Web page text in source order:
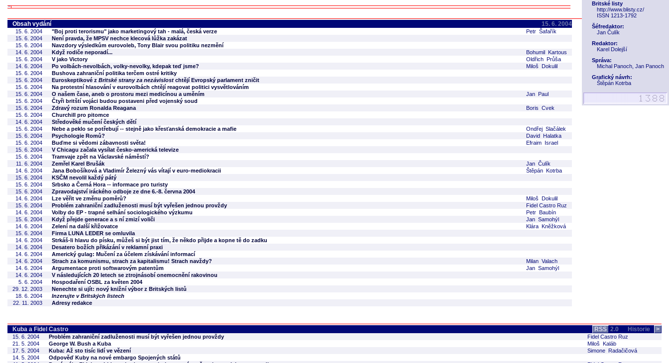
Britské listy
http://www.blisty.cz/
ISSN 1213-1792
Šéfredaktor:
Jan Čulík
Redaktor:
Karel Dolejší
Správa:
Michal Panoch, Jan Panoch
Grafický návrh:
Štěpán Kotrba
Obsah vydání 15. 6. 2004
15. 6. 2004 "Boj proti terorismu" jako marketingový tah - malá, česká verze
Petr Šafařík
15. 6. 2004
Není pravda, že MPSV nechce klecová lůžka zakázat
15. 6. 2004
Navzdory výsledkům eurovoleb, Tony Blair svou politiku nezmění
14. 6. 2004
Když rodiče neporadí...
Bohumil Kartous
15. 6. 2004
V jako Victory
Oldřich Průša
14. 6. 2004
Po volbách-nevolbách, volky-nevolky, kdepak teď jsme?
Miloš Dokulil
15. 6. 2004
Bushova zahraniční politika terčem ostré kritiky
15. 6. 2004
Euroskeptikové z Britské strany za nezávislost chtějí Evropský parlament zničit
15. 6. 2004
Na protestní hlasování v eurovolbách chtějí reagovat politici vysvětlováním
15. 6. 2004
O našem čase, aneb o prostoru mezi medicínou a uměním
Jan Paul
15. 6. 2004
Čtyři britští vojáci budou postaveni před vojenský soud
15. 6. 2004
Zdravý rozum Ronalda Reagana
Boris Cvek
15. 6. 2004
Churchill pro pitomce
14. 6. 2004
Středověké mučení českých dětí
15. 6. 2004
Nebe a peklo se potřebují -- stejně jako křesťanská demokracie a mafie
Ondřej Slačálek
15. 6. 2004
Psychologie Romů?
David Halatka
15. 6. 2004
Buďme si vědomi zábavnosti světa!
Efraim Israel
15. 6. 2004
V Chicagu začala vysílat česko-americká televize
15. 6. 2004
Tramvaje zpět na Václavské náměstí?
11. 6. 2004
Zemřel Karel Brušák
Jan Čulík
14. 6. 2004
Jana Bobošíková a Vladimír Železný vás vítají v euro-mediokracii
Štěpán Kotrba
15. 6. 2004
KSČM nevolil každý pátý
15. 6. 2004
Srbsko a Černá Hora -- informace pro turisty
15. 6. 2004
Zpravodajství iráckého odboje ze dne 6.-8. června 2004
14. 6. 2004
Lze věřit ve změnu poměrů?
Miloš Dokulil
15. 6. 2004
Problém zahraniční zadluženosti musí být vyřešen jednou provždy
Fidel Castro Ruz
14. 6. 2004
Volby do EP - trapné selhání sociologického výzkumu
Petr Baubín
15. 6. 2004
Když přejde generace a s ní zmizí voliči
Jan Samohýl
14. 6. 2004
Zelení na další křižovatce
Klára Kněžková
15. 6. 2004
Firma LUNA LEDER se omluvila
14. 6. 2004
Strkáš-li hlavu do písku, můžeš si být jist tím, že někdo přijde a kopne tě do zadku
14. 6. 2004
Desatero božích přikázání v reklamní praxi
14. 6. 2004
Americký gulag: Mučení za účelem získávání informací
14. 6. 2004
Strach za komunismu, strach za kapitalismu! Strach navždy?
Milan Valach
14. 6. 2004
Argumentace proti softwarovým patentům
Jan Samohýl
14. 6. 2004
V následujících 20 letech se ztrojnásobí onemocnění rakovinou
5. 6. 2004
Hospodaření OSBL za květen 2004
29. 12. 2003
Nenechte si ujít: nový knižní výbor z Britských listů
18. 6. 2004
Inzerujte v Britských listech
22. 11. 2003
Adresy redakce
Kuba a Fidel Castro RSS 2.0 Historie >
15. 6. 2004 Problém zahraniční zadluženosti musí být vyřešen jednou provždy
Fidel Castro Ruz
21. 5. 2004
George W. Bush a Kuba
Miloš Kaláb
17. 5. 2004
Kuba: Až sto tisíc lidí ve vězení
Simone Radačičová
14. 5. 2004
Odpověď Kuby na nové embargo Spojených států